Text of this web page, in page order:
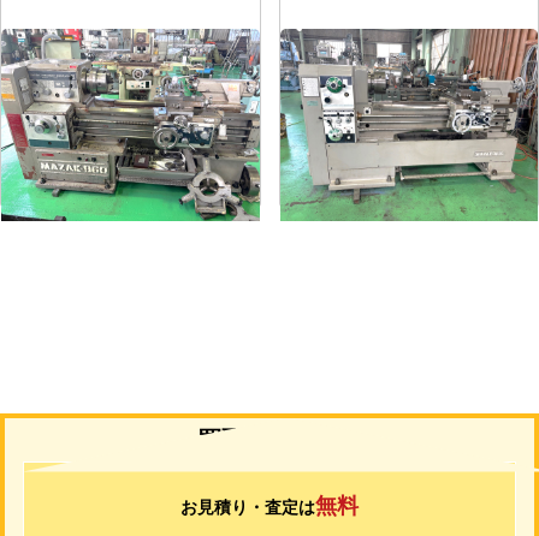
6尺旋盤
メーカー マザック
形 式MK-860S
年 式1989
7尺旋盤
メーカー 山崎
形 式MAZAK-ACE-1000
年 式1976
買取について
お見積り・査定は無料